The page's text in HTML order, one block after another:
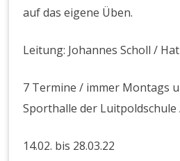
auf das eigene Üben.
Leitung: Johannes Scholl /
7 Termine / immer Montags
Sporthalle der Luitpoldschule
14.02. bis 28.03.22